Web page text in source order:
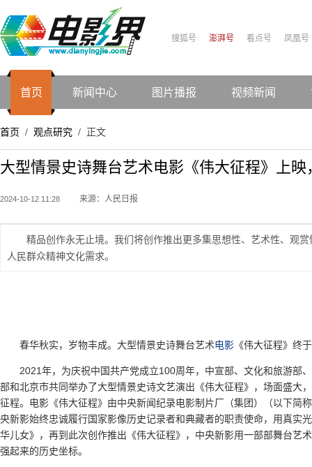
搜狐号 澎湃号 看点号 凤凰号
首页 新闻中心 图片播报 视频新闻
首页 / 观点研究 / 正文
大型情景史诗舞台艺术电影《伟大征程》上
2024-10-12 11:28 来源：人民日报
精品创作永无止境。我们将创作推出更多集思想性、艺术性、观
人民群众精神文化需求。
春华秋实，岁物丰成。大型情景史诗舞台艺术电影 《伟大征程》终
2021年，为庆祝中国共产党成立100周年，中宣部、文化和旅游部
部和北京市共同举办了大型情景史诗文艺演出《伟大征程》，场面盛大
征程。电影《伟大征程》由中央新闻纪录电影制片厂（集团）（以下简
央新影始终忠诚履行国家影像历史记录者和典藏者的职责使命，用真实
华儿女》，再到此次创作推出《伟大征程》，中央新影用一部部舞台艺
强起来的历史坐标。